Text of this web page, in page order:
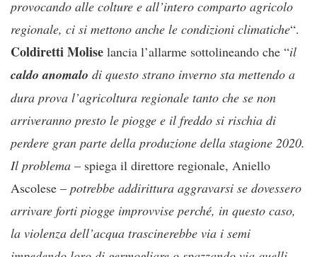
provocando alle colture e all’intero comparto agricolo
regionale, ci si mettono anche le condizioni climatiche“.
Coldiretti Molise lancia l’allarme sottolineando che “il
caldo anomalo di questo strano inverno sta mettendo a
dura prova l’agricoltura regionale tanto che se non
arriveranno presto le piogge e il freddo si rischia di
perdere gran parte della produzione della stagione 2020.
Il problema – spiega il direttore regionale, Aniello
Ascolese – potrebbe addirittura aggravarsi se dovessero
arrivare forti piogge improvvise perché, in questo caso,
la violenza dell’acqua trascinerebbe via i semi